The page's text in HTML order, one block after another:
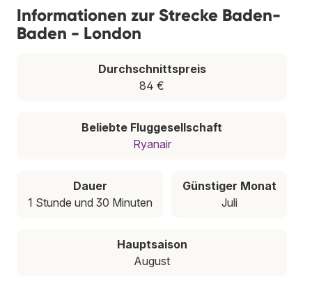
Informationen zur Strecke Baden-
Baden - London
Durchschnittspreis
84 €
Beliebte Fluggesellschaft
Ryanair
Dauer
1 Stunde und 30 Minuten
Günstiger Monat
Juli
Hauptsaison
August